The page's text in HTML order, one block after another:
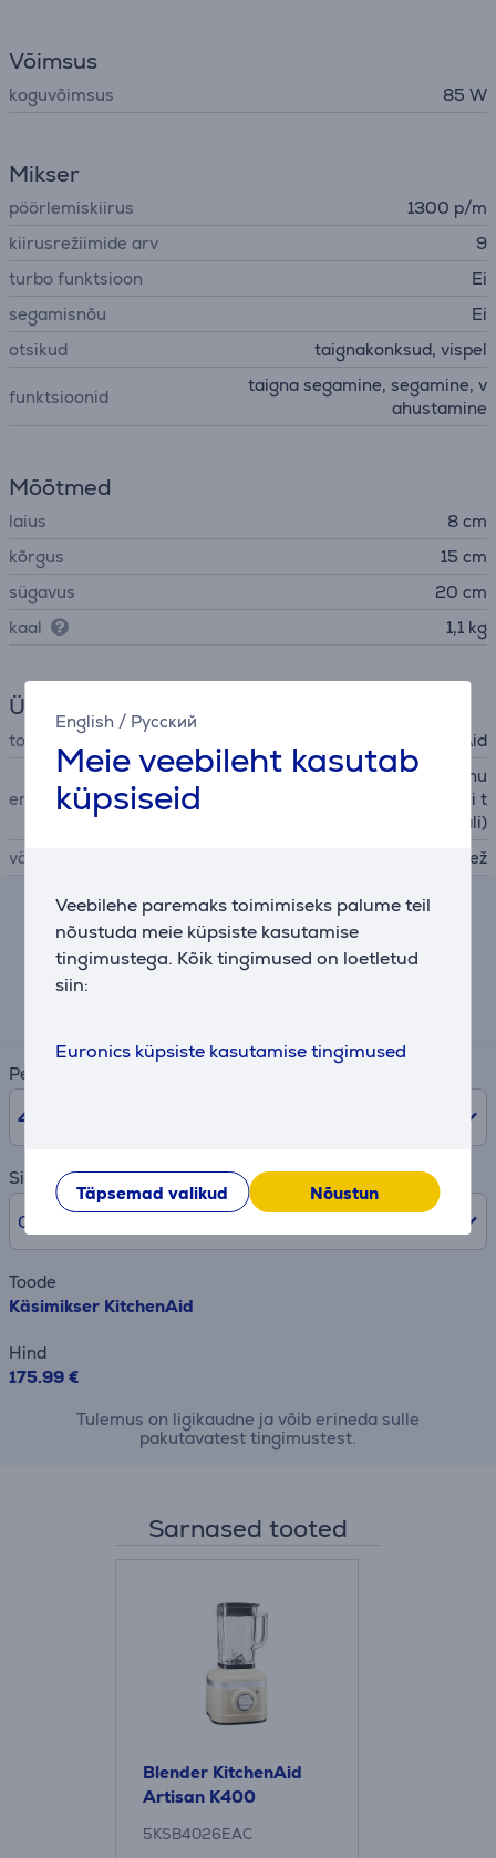
English / Русский
Meie veebileht kasutab
küpsiseid
Veebilehe paremaks toimimiseks palume teil
nõustuda meie küpsiste kasutamise
tingimustega. Kõik tingimused on loetletud
siin:
Euronics küpsiste kasutamise tingimused
Täpsemad valikud Nõustun
Võimsus
koguvõimsus 85 W
Mikser
pöörlemiskiirus
1300 p/m
kiirusrežiimide arv
9
turbo funktsioon
Ei
segamisnõu
Ei
otsikud
taignakonksud, vispel
funktsioonid
taigna segamine, segamine, v
ahustamine
Mõõtmed
laius
8 cm
kõrgus
15 cm
sügavus
20 cm
kaal
1,1 kg
Üldine parameeter
tootja KitchenAid
eriomadused
rahulik start funktsioon (vahu
stamise alustamisel ei pritsi t
oidu koostisosasid laiali)
värvus
beež
Järelmaksu kalkulaator
Eeldatav igakuine makse
Periood
48
Sissemakse
0% /
Toode
Käsimikser KitchenAid
Hind
175.99 €
Tulemus on ligikaudne ja võib erineda sulle
pakutavatest tingimustest.
Sarnased tooted
Blender KitchenAid
Artisan K400
5KSB4026EAC